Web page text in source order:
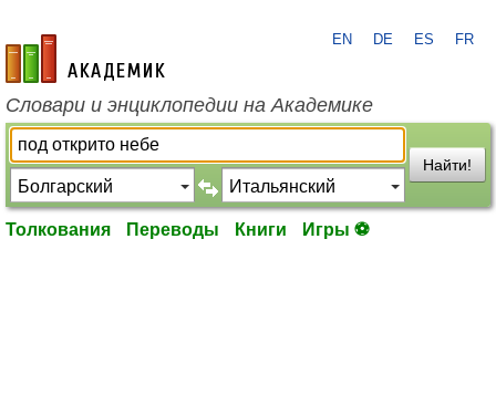
academic.ru
EN DE ES FR
Словари и энциклопедии на Академике
Найти!
Толкования Переводы Книги Игры ⚽